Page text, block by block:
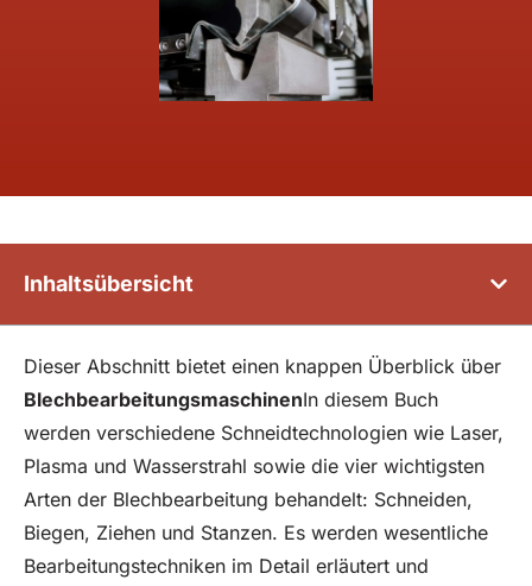
Inhaltsübersicht
Dieser Abschnitt bietet einen knappen Überblick über
BlechbearbeitungsmaschinenIn diesem Buch
werden verschiedene Schneidtechnologien wie Laser,
Plasma und Wasserstrahl sowie die vier wichtigsten
Arten der Blechbearbeitung behandelt: Schneiden,
Biegen, Ziehen und Stanzen. Es werden wesentliche
Bearbeitungstechniken im Detail erläutert und